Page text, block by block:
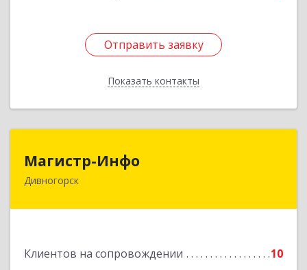
Отправить заявку
Показать контакты
Отправить заявку
Назад
Магистр-Инфо
Дивногорск
Клиентов на сопровождении 10
663090 Красноярский край Дивногорск г